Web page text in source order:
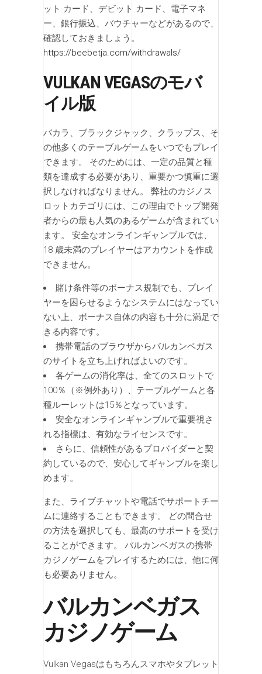
ット カード、デビット カード、電子マネ
ー、銀行振込、バウチャーなどがあるので、
確認しておきましょう。
https://beebetja.com/withdrawals/
VULKAN VEGASのモバ
イル版
バカラ、ブラックジャック、クラップス、そ
の他多くのテーブルゲームをいつでもプレイ
できます。 そのためには、一定の品質と種
類を達成する必要があり、重要かつ慎重に選
択しなければなりません。 弊社のカジノス
ロットカテゴリには、この理由でトップ開発
者からの最も人気のあるゲームが含まれてい
ます。 安全なオンラインギャンブルでは、
18 歳未満のプレイヤーはアカウントを作成
できません。
賭け条件等のボーナス規制でも、プレイ
ヤーを困らせるようなシステムにはなってい
ない上、ボーナス自体の内容も十分に満足で
きる内容です。
携帯電話のブラウザからバルカンベガス
のサイトを立ち上げればよいのです。
各ゲームの消化率は、全てのスロットで
100％（※例外あり）、テーブルゲームと各
種ルーレットは15％となっています。
安全なオンラインギャンブルで重要視さ
れる指標は、有効なライセンスです。
さらに、信頼性があるプロバイダーと契
約しているので、安心してギャンブルを楽し
めます。
また、ライブチャットや電話でサポートチー
ムに連絡することもできます。 どの問合せ
の方法を選択しても、最高のサポートを受け
ることができます。 バルカンベガスの携帯
カジノゲームをプレイするためには、他に何
も必要ありません。
バルカンベガス
カジノゲーム
Vulkan Vegasはもちろんスマホやタブレット